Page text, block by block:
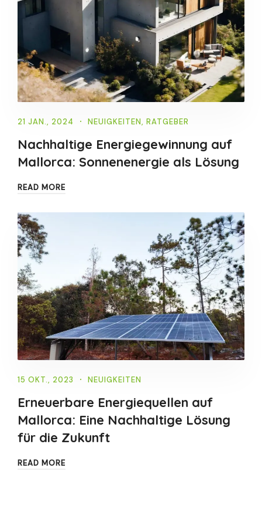
21 JAN., 2024 NEUIGKEITEN, RATGEBER
Nachhaltige Energiegewinnung auf
Mallorca: Sonnenenergie als Lösung
READ MORE
15 OKT., 2023 NEUIGKEITEN
Erneuerbare Energiequellen auf
Mallorca: Eine Nachhaltige Lösung
für die Zukunft
READ MORE